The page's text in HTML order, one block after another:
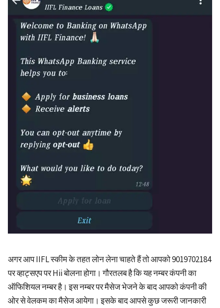
अगर आप IIFL स्कीम के तहत लोन लेना चाहते हैं तो आपको 9019702184
पर व्हाट्सएप पर Hii बोलना होगा। गौरतलब है कि यह नम्बर कंपनी का
ऑफिशियल नम्बर है। इस नम्बर पर मैसेज भेजने के बाद आपको कंपनी की
ओर से वेलकम का मैसेज आयेगा। इसके बाद आपसे कुछ जरूरी जानकारी